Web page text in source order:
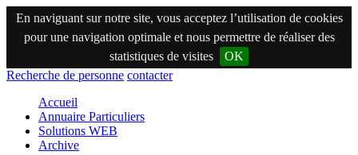
En naviguant sur notre site, vous acceptez l’utilisation de cookies
pour une navigation optimale et nous permettre de réaliser des
statistiques de visites
OK
Recherche de personne contacter
Accueil
Annuaire Particuliers
Solutions WEB
Archive